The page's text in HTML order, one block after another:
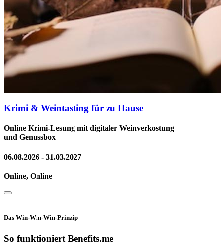
Krimi & Weintasting für zu Hause
Online Krimi-Lesung mit digitaler Weinverkostung
und Genussbox
06.08.2026 - 31.03.2027
Online, Online
Das Win-Win-Win-Prinzip
So funktioniert Benefits.me